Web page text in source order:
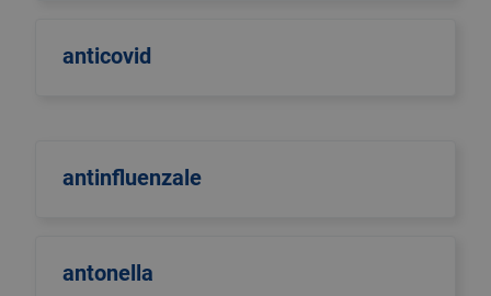
anticovid
antinfluenzale
antonella